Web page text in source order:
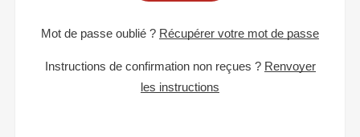
Mot de passe oublié ? Récupérer votre mot de passe
Instructions de confirmation non reçues ? Renvoyer
les instructions